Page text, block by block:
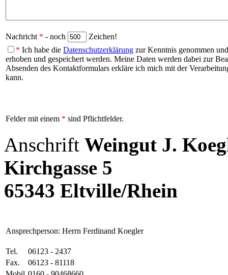
Nachricht * - noch
Zeichen!
* Ich habe die Datenschutzerklärung zur Kenntnis genommen
erhoben und gespeichert werden. Meine Daten werden dabei zur
Absenden des Kontaktformulars erkläre ich mich mit der
kann.
Felder mit einem * sind Pflichtfelder.
Anschrift Weingut J.
Kirchgasse 5
65343 Eltville/Rhein
Ansprechperson: Herrn Ferdinand Koegler
Tel.
06123 - 2437
Fax.
06123 - 81118